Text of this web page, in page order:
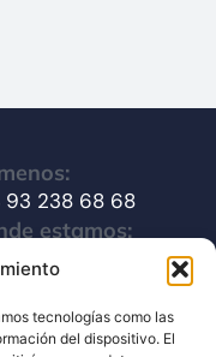
tecnologías como las
del dispositivo. El
93 238 68 68
estamos:
Giner,
Barcelona